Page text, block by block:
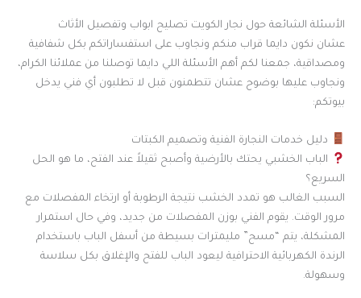
الأسئلة الشائعة حول نجار الكويت تصليح ابواب وتفصيل الأثاث
عشان نكون دايما قراب منكم ونجاوب على استفساراتكم بكل شفافية
ومصداقية، جمعنا لكم أهم الأسئلة اللي دايما توصلنا من عملائنا الكرام،
ونجاوب عليها بوضوح عشان تتطمنون قبل لا تطلبون أي فني يدخل
بيوتكم:
دليل خدمات النجارة الفنية وتصميم الكبتات
الباب الخشبي يحتك بالأرضية وأصبح ثقيلاً عند الفتح، ما هو الحل
السريع؟
السبب الغالب هو تمدد الخشب نتيجة الرطوبة أو ارتخاء المفصلات مع
مرور الوقت. يقوم الفني بوزن المفصلات من جديد، وفي حال استمرار
المشكلة، يتم “مسح” مليمترات بسيطة من أسفل الباب باستخدام
الرندة الكهربائية الاحترافية ليعود الباب للفتح والإغلاق بكل سلاسة
وسهولة.